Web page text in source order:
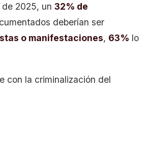
2025, un 32% de
deberían ser
o manifestaciones, 63% lo
con la criminalización del